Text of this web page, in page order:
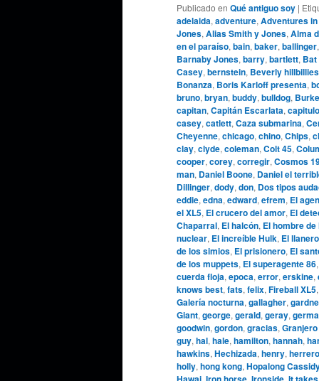
Publicado en Qué antiguo soy |
adelaida, adventure, Adventures
Jones, Alias Smith y Jones, Alma
en el paraíso, bain, baker, ballinger,
Barnaby Jones, barry, bartlett,
Casey, bernstein, Beverly hillbillies
Bonanza, Boris Karloff presenta,
bruno, bryan, buddy, bulldog,
capitan, Capitán Escarlata, capitulo
casey, catlett, Caza submarina,
Cheyenne, chicago, chino, Chips,
clay, clyde, coleman, Colt 45,
cooper, corey, corregir, Cosmos
man, Daniel Boone, Daniel el
Dillinger, dody, don, Dos tipos
eddie, edna, edward, efrem, El
el XL5, El crucero del amor, El
Chaparral, El halcón, El hombre
nuclear, El increíble Hulk, El
de los simios, El prisionero, El
de los muppets, El superagente 86,
cuerda floja, epoca, error, erskine,
knows best, fats, felix, Fireball XL5,
Galería nocturna, gallagher,
Giant, george, gerald, geray,
goodwin, gordon, gracias,
guy, hal, hale, hamilton, hannah,
hawkins, Hechizada, henry, herrero
holly, hong kong, Hopalong
, , ,